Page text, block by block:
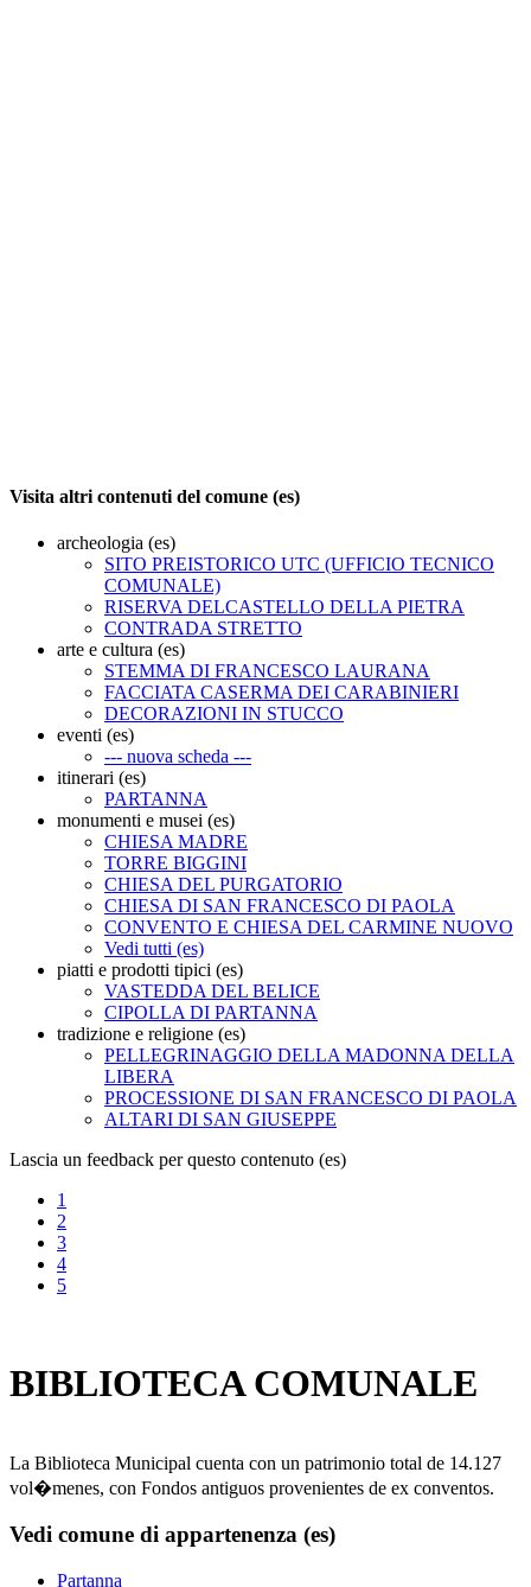
Visita altri contenuti del comune (es)
archeologia (es)
SITO PREISTORICO UTC (UFFICIO TECNICO
COMUNALE)
RISERVA DELCASTELLO DELLA PIETRA
CONTRADA STRETTO
arte e cultura (es)
STEMMA DI FRANCESCO LAURANA
FACCIATA CASERMA DEI CARABINIERI
DECORAZIONI IN STUCCO
eventi (es)
--- nuova scheda ---
itinerari (es)
PARTANNA
monumenti e musei (es)
CHIESA MADRE
TORRE BIGGINI
CHIESA DEL PURGATORIO
CHIESA DI SAN FRANCESCO DI PAOLA
CONVENTO E CHIESA DEL CARMINE NUOVO
Vedi tutti (es)
piatti e prodotti tipici (es)
VASTEDDA DEL BELICE
CIPOLLA DI PARTANNA
tradizione e religione (es)
PELLEGRINAGGIO DELLA MADONNA DELLA
LIBERA
PROCESSIONE DI SAN FRANCESCO DI PAOLA
ALTARI DI SAN GIUSEPPE
Lascia un feedback per questo contenuto (es)
1
2
3
4
5
BIBLIOTECA COMUNALE
La Biblioteca Municipal cuenta con un patrimonio total de 14.127
vol�menes, con Fondos antiguos provenientes de ex conventos.
Vedi comune di appartenenza (es)
Partanna